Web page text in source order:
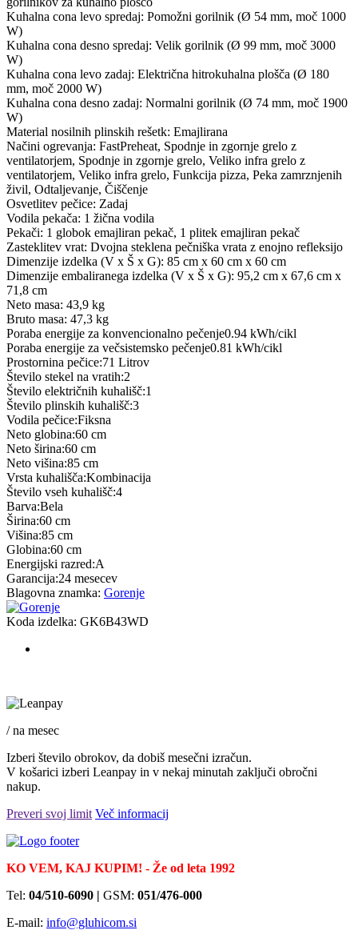
Kuhalna cona levo spredaj: Pomožni gorilnik (Ø 54 mm, moč 1000
W)
Kuhalna cona desno spredaj: Velik gorilnik (Ø 99 mm, moč 3000
W)
Kuhalna cona levo zadaj: Električna hitrokuhalna plošča (Ø 180
mm, moč 2000 W)
Kuhalna cona desno zadaj: Normalni gorilnik (Ø 74 mm, moč 1900
W)
Material nosilnih plinskih rešetk: Emajlirana
Načini ogrevanja: FastPreheat, Spodnje in zgornje grelo z
ventilatorjem, Spodnje in zgornje grelo, Veliko infra grelo z
ventilatorjem, Veliko infra grelo, Funkcija pizza, Peka zamrznjenih
živil, Odtaljevanje, Čiščenje
Osvetlitev pečice: Zadaj
Vodila pekača: 1 žična vodila
Pekači: 1 globok emajliran pekač, 1 plitek emajliran pekač
Zasteklitev vrat: Dvojna steklena pečniška vrata z enojno refleksijo
Dimenzije izdelka (V x Š x G): 85 cm x 60 cm x 60 cm
Dimenzije embaliranega izdelka (V x Š x G): 95,2 cm x 67,6 cm x
71,8 cm
Neto masa: 43,9 kg
Bruto masa: 47,3 kg
Poraba energije za konvencionalno pečenje0.94 kWh/cikl
Poraba energije za večsistemsko pečenje0.81 kWh/cikl
Prostornina pečice:71 Litrov
Število stekel na vratih:2
Število električnih kuhališč:1
Število plinskih kuhališč:3
Vodila pečice:Fiksna
Neto globina:60 cm
Neto širina:60 cm
Neto višina:85 cm
Vrsta kuhališča:Kombinacija
Število vseh kuhališč:4
Barva:Bela
Širina:60 cm
Višina:85 cm
Globina:60 cm
Energijski razred:A
Garancija:24 mesecev
Blagovna znamka: Gorenje
Koda izdelka: GK6B43WD
/ na mesec
Izberi število obrokov, da dobiš mesečni izračun.
V košarici izberi Leanpay in v nekaj minutah zaključi obročni
nakup.
Preveri svoj limit Več informacij
KO VEM, KAJ KUPIM! - Že od leta 1992
Tel: 04/510-6090 | GSM: 051/476-000
E-mail: info@gluhicom.si